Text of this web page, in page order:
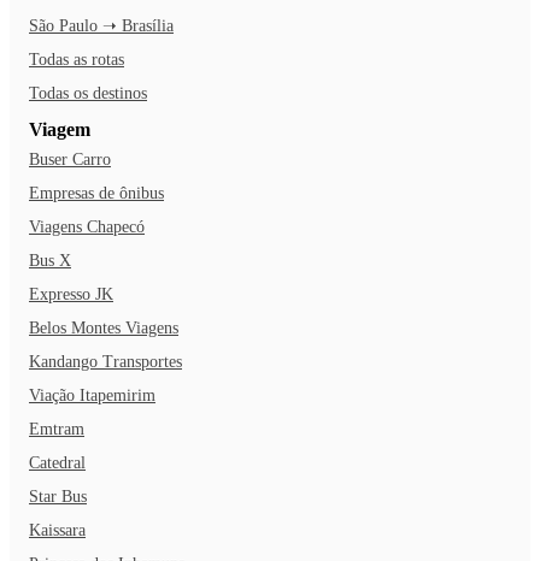
São Paulo ➝ Brasília
Todas as rotas
Todas os destinos
Viagem
Buser Carro
Empresas de ônibus
Viagens Chapecó
Bus X
Expresso JK
Belos Montes Viagens
Kandango Transportes
Viação Itapemirim
Emtram
Catedral
Star Bus
Kaissara